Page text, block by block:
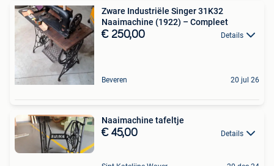
Zware Industriële Singer 31K32
Naaimachine (1922) – Compleet
€ 250,00 Details
Beveren 20 jul 26
Naaimachine tafeltje
€ 45,00 Details